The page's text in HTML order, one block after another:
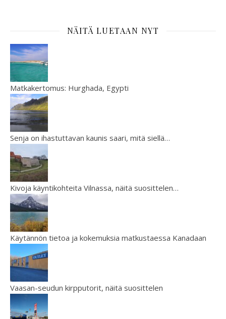
NÄITÄ LUETAAN NYT
Matkakertomus: Hurghada, Egypti
Senja on ihastuttavan kaunis saari, mitä siellä…
Kivoja käyntikohteita Vilnassa, näitä suosittelen…
Käytännön tietoa ja kokemuksia matkustaessa Kanadaan
Vaasan-seudun kirpputorit, näitä suosittelen